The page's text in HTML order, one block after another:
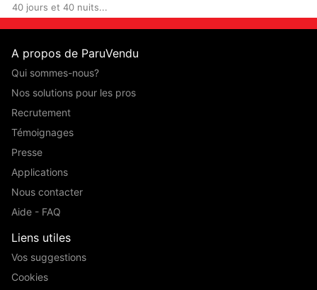
40 jours et 40 nuits...
A propos de ParuVendu
Qui sommes-nous?
Nos solutions pour les pros
Recrutement
Témoignages
Presse
Applications
Nous contacter
Aide - FAQ
Liens utiles
Vos suggestions
Cookies